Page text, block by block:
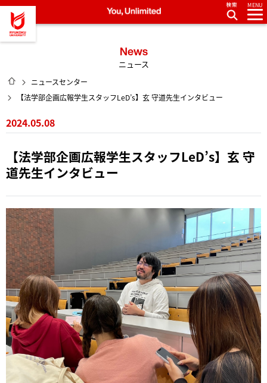
龍谷大学 You, Unlimited
MENU
News
ニュース
HOME
ニュースセンター
【法学部企画広報学生スタッフLeD’s】玄 守道先生インタビュー
2024.05.08
【法学部企画広報学生スタッフLeD’s】玄 守
道先生インタビュー